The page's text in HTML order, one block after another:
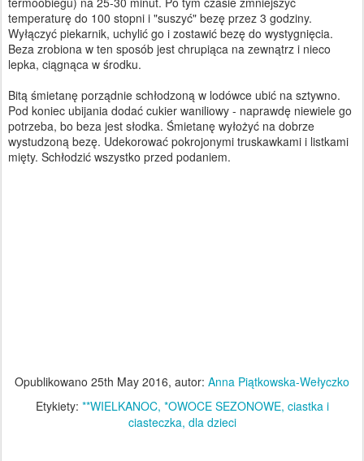
temperaturę do 100 stopni i "suszyć" bezę przez 3 godziny.
Wyłączyć piekarnik, uchylić go i zostawić bezę do wystygnięcia.
Beza zrobiona w ten sposób jest chrupiąca na zewnątrz i nieco
lepka, ciągnąca w środku.
Bitą śmietanę porządnie schłodzoną w lodówce ubić na sztywno.
Pod koniec ubijania dodać cukier waniliowy - naprawdę niewiele go
potrzeba, bo beza jest słodka. Śmietanę wyłożyć na dobrze
wystudzoną bezę. Udekorować pokrojonymi truskawkami i listkami
mięty. Schłodzić wszystko przed podaniem.
Opublikowano 25th May 2016, autor: Anna Piątkowska-Wełyczko
Etykiety: **WIELKANOC *OWOCE SEZONOWE ciastka i
ciasteczka dla dzieci